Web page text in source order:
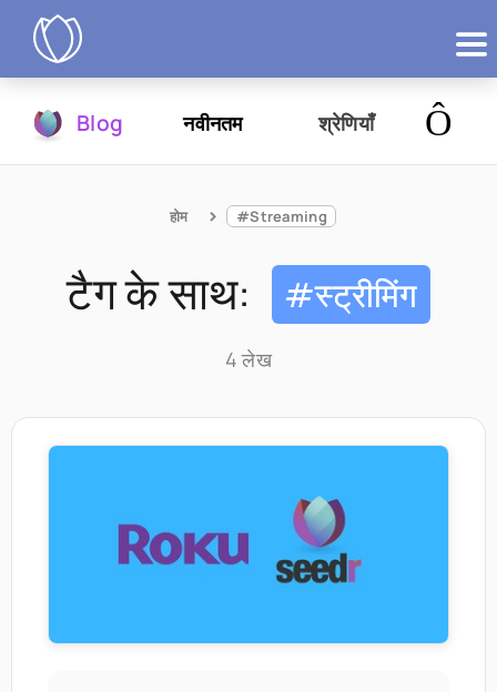
आज़माएं
Blog नवीनतम श्रेणियाँ
होम #Streaming
टैग के साथ: #स्ट्रीमिंग
4 लेख